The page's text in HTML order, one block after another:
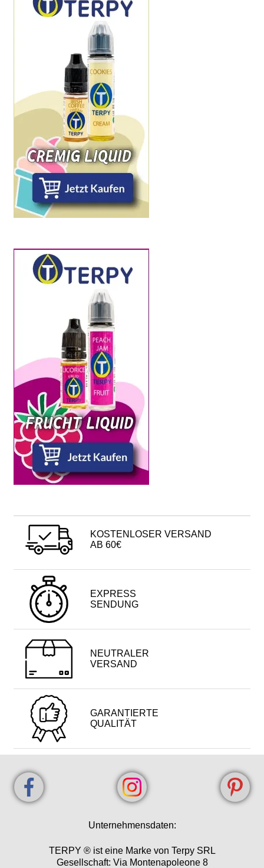
KOSTENLOSER VERSAND
AB 60€
EXPRESS
SENDUNG
NEUTRALER
VERSAND
GARANTIERTE
QUALITÄT
Unternehmensdaten:
TERPY ® ist eine Marke von Terpy SRL
Gesellschaft: Via Montenapoleone 8